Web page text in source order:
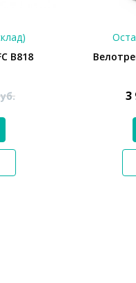
B818
3